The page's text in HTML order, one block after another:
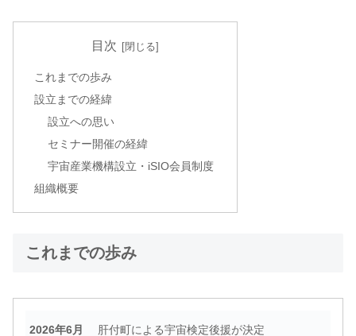
目次
これまでの歩み
設立までの経緯
設立への思い
セミナー開催の経緯
宇宙産業機構設立・iSIO会員制度
組織概要
これまでの歩み
2026年6月 肝付町による宇宙検定後援が決定